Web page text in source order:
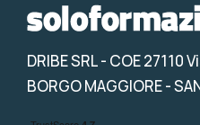
DRIBE SRL- COE 27110
BORGO MAGGIORE -